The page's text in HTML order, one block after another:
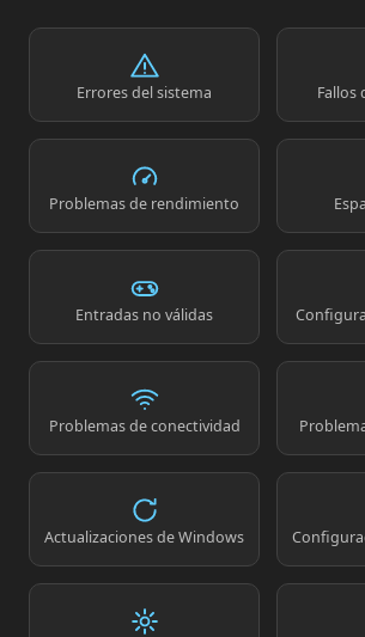
Errores del sistema Fallos
Problemas de rendimiento
Entradas no válidas
Problemas de conectividad
Actualizaciones de Windows